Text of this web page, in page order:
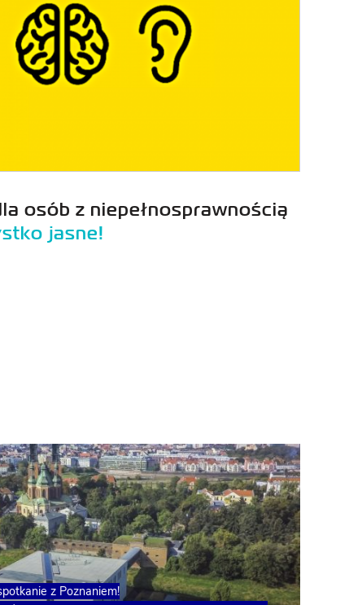
osób z niepełnosprawnością
jasne!
z Poznaniem!